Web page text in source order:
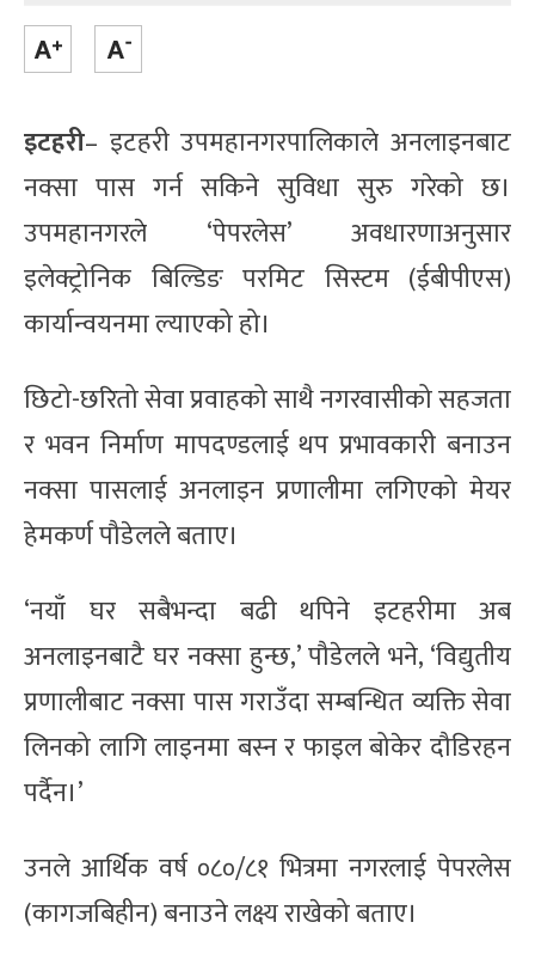
इटहरी– इटहरी उपमहानगरपालिकाले अनलाइनबाट
नक्सा पास गर्न सकिने सुविधा सुरु गरेको छ।
उपमहानगरले ‘पेपरलेस’ अवधारणाअनुसार
इलेक्ट्रोनिक बिल्डिङ परमिट सिस्टम (ईबीपीएस)
कार्यान्वयनमा ल्याएको हो।
छिटो-छरितो सेवा प्रवाहको साथै नगरवासीको सहजता
र भवन निर्माण मापदण्डलाई थप प्रभावकारी बनाउन
नक्सा पासलाई अनलाइन प्रणालीमा लगिएको मेयर
हेमकर्ण पौडेलले बताए।
‘नयाँ घर सबैभन्दा बढी थपिने इटहरीमा अब
अनलाइनबाटै घर नक्सा हुन्छ,’ पौडेलले भने, ‘विद्युतीय
प्रणालीबाट नक्सा पास गराउँदा सम्बन्धित व्यक्ति सेवा
लिनको लागि लाइनमा बस्न र फाइल बोकेर दौडिरहन
पर्दैन।’
उनले आर्थिक वर्ष ०८०/८१ भित्रमा नगरलाई पेपरलेस
(कागजबिहीन) बनाउने लक्ष्य राखेको बताए।